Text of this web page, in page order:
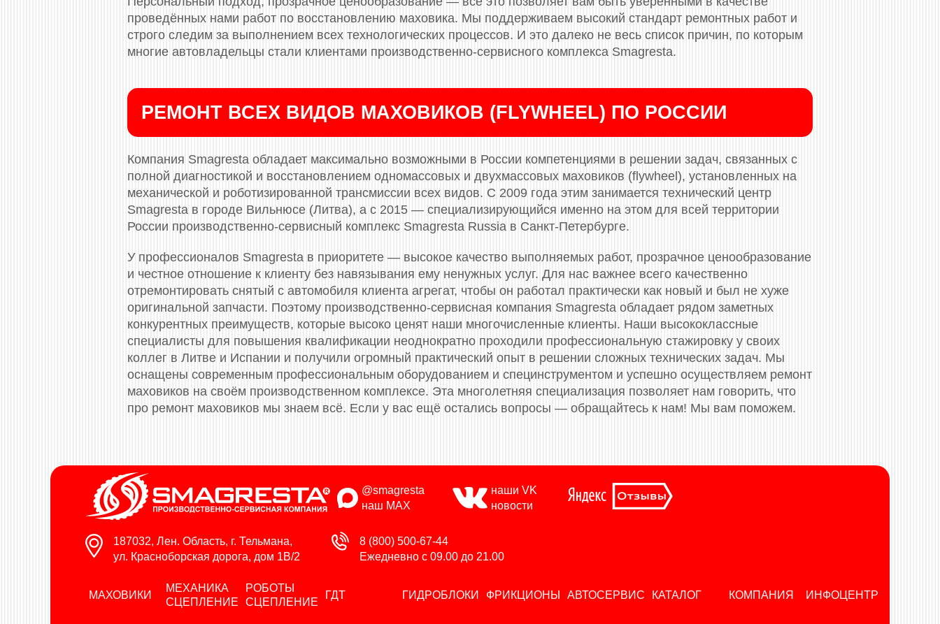
проведённых нами работ по восстановлению маховика. Мы поддерживаем высокий стандарт ремонтных работ и
строго следим за выполнением всех технологических процессов. И это далеко не весь список причин, по которым
многие автовладельцы стали клиентами производственно-сервисного комплекса Smagresta.
РЕМОНТ ВСЕХ ВИДОВ МАХОВИКОВ (FLYWHEEL) ПО РОССИИ
Компания Smagresta обладает максимально возможными в России компетенциями в решении задач, связанных с
полной диагностикой и восстановлением одномассовых и двухмассовых маховиков (flywheel), установленных на
механической и роботизированной трансмиссии всех видов. С 2009 года этим занимается технический центр
Smagresta в городе Вильнюсе (Литва), а с 2015 — специализирующийся именно на этом для всей территории
России производственно-сервисный комплекс Smagresta Russia в Санкт-Петербурге.
У профессионалов Smagresta в приоритете — высокое качество выполняемых работ, прозрачное ценообразование
и честное отношение к клиенту без навязывания ему ненужных услуг. Для нас важнее всего качественно
отремонтировать снятый с автомобиля клиента агрегат, чтобы он работал практически как новый и был не хуже
оригинальной запчасти. Поэтому производственно-сервисная компания Smagresta обладает рядом заметных
конкурентных преимуществ, которые высоко ценят наши многочисленные клиенты. Наши высококлассные
специалисты для повышения квалификации неоднократно проходили профессиональную стажировку у своих
коллег в Литве и Испании и получили огромный практический опыт в решении сложных технических задач. Мы
оснащены современным профессиональным оборудованием и специнструментом и успешно осуществляем ремонт
маховиков на своём производственном комплексе. Эта многолетняя специализация позволяет нам говорить, что
про ремонт маховиков мы знаем всё. Если у вас ещё остались вопросы — обращайтесь к нам! Мы вам поможем.
@smagresta
наш MAX
наши VK
новости
187032, Лен. Область, г. Тельмана,
ул. Красноборская дорога, дом 1В/2
8 (800) 500-67-44
Ежедневно с 09.00 до 21.00
МАХОВИКИ
МЕХАНИКА
СЦЕПЛЕНИЕ
РОБОТЫ
СЦЕПЛЕНИЕ
ГДТ ГИДРОБЛОКИ ФРИКЦИОНЫ АВТОСЕРВИС КАТАЛОГ КОМПАНИЯ ИНФОЦЕНТР